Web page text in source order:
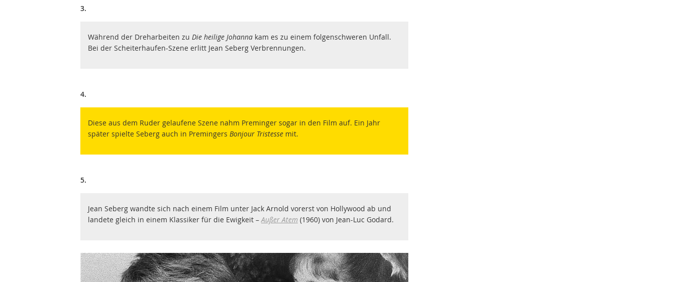
3.
Während der Dreharbeiten zu Die heilige Johanna kam es zu einem folgenschweren Unfall.
Bei der Scheiterhaufen-Szene erlitt Jean Seberg Verbrennungen.
4.
Diese aus dem Ruder gelaufene Szene nahm Preminger sogar in den Film auf. Ein Jahr
später spielte Seberg auch in Premingers Bonjour Tristesse mit.
5.
Jean Seberg wandte sich nach einem Film unter Jack Arnold vorerst von Hollywood ab und
landete gleich in einem Klassiker für die Ewigkeit –Außer Atem (1960) von Jean-Luc Godard.